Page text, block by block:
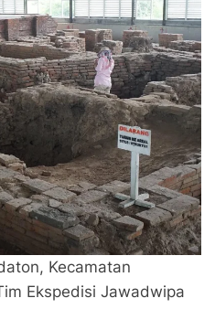
Kecamatan
Ekspedisi Jawadwipa